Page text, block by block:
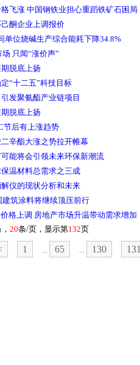
飞涨 中国钢铁业担心重蹈铁矿石困局
酮企业上调报价
单位烧碱生产综合能耗下降34.8%
只闻“涨价声”
脱底上扬
“十二五”科技目标
发聚氨酯产业链项目
脱底上扬
节后有上涨趋势
辛酯大涨之势拉开帷幕
能将会引领未来环保新潮流
温材料总需求之三成
仪的现状分析和未来
建筑涂料将继续顶压前行
格上调 房地产市场升温带动需求增加
20条/页，显示第132页
1 ... 65 ... 130 131